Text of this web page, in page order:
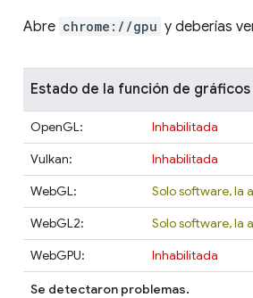
Abre chrome://gpu y deberías
Estado de la función de gráficos
OpenGL:
Inhabilitada
Vulkan:
Inhabilitada
WebGL:
Solo software, la
WebGL2:
Solo software, la
WebGPU:
Inhabilitada
Se detectaron problemas.